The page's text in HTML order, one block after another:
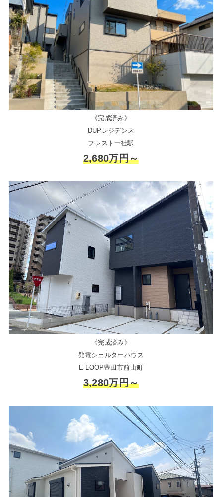
《完成済み》
DUPレジデンス
フレスト一社駅
2,680万円～
《完成済み》
発電シェルターハウス
E-LOOP豊田市前山町
3,280万円～